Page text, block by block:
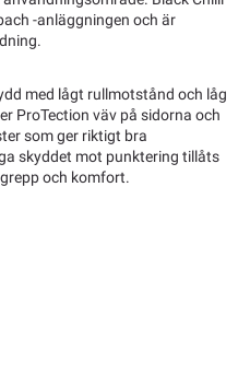
-anläggningen och är
med lågt rullmotstånd och låg
ProTection väv på sidorna och
som ger riktigt bra
skyddet mot punktering tillåts
och komfort.